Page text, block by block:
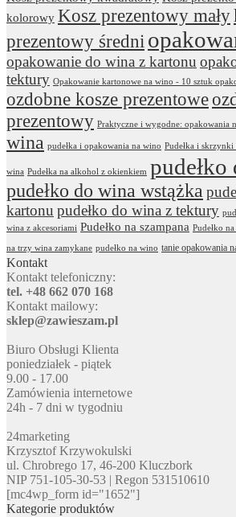
kolorowy Kosz prezentowy mały
prezentowy średni
opakowanie do wina z kartonu
tektury Opakowanie kartonowe na wino - 10 sztuk
ozdobne kosze prezentowe
prezentowy Praktyczne i wygodne: opakowania
wina pudełka i opakowania na wino Pudełka i
wina Pudełka na alkohol z okienkiem pudełko
pudełko do wina wstążka
kartonu pudełko do wina z tektury
wina z akcesoriami Pudełko na szampana Pudełko
na trzy wina zamykane pudełko na wino tanie opakowania
Kontakt
Kontakt telefoniczny:
tel. +48 662 070 168
Kontakt mailowy:
sklep@zawieszam.pl
Biuro Obsługi Klienta
poniedziałek - piątek
9.00 - 17.00
Zamówienia internetowe
24h - 7 dni w tygodniu
24marketing
Krzysztof Krzywokulski
ul. Chrobrego 17, 46-200 Kluczbork
NIP 751-105-30-53 | Regon 531510610
[mc4wp_form id="1652"]
Kategorie produktów